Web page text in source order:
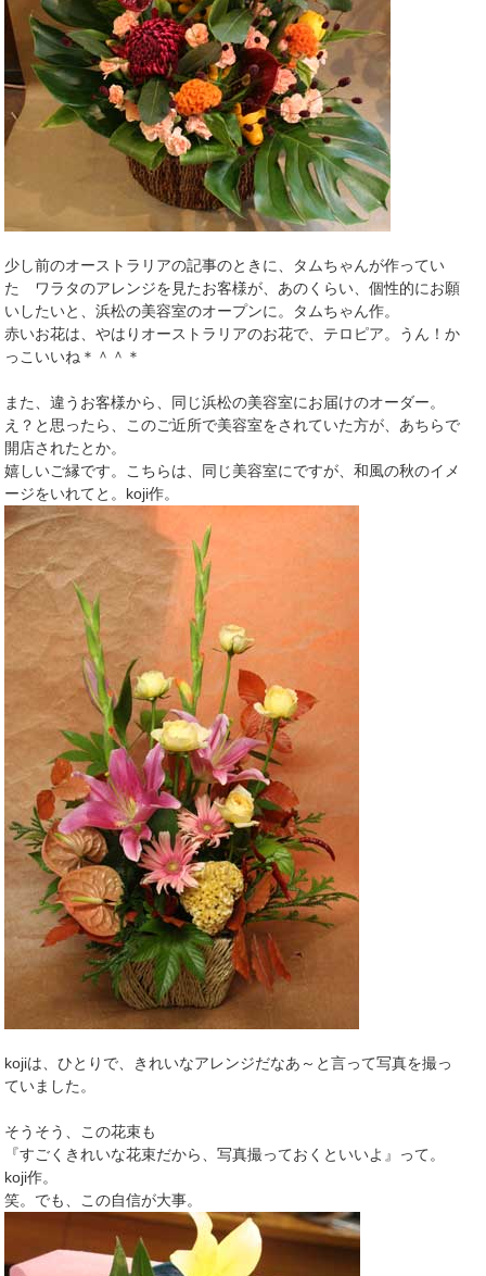
少し前のオーストラリアの記事のときに、タムちゃんが作ってい
た ワラタのアレンジを見たお客様が、あのくらい、個性的にお願
いしたいと、浜松の美容室のオープンに。タムちゃん作。
赤いお花は、やはりオーストラリアのお花で、テロピア。うん！か
っこいいね＊＾＾＊
また、違うお客様から、同じ浜松の美容室にお届けのオーダー。
え？と思ったら、このご近所で美容室をされていた方が、あちらで
開店されたとか。
嬉しいご縁です。こちらは、同じ美容室にですが、和風の秋のイメ
ージをいれてと。koji作。
kojiは、ひとりで、きれいなアレンジだなあ～と言って写真を撮っ
ていました。
そうそう、この花束も
『すごくきれいな花束だから、写真撮っておくといいよ』って。
koji作。
笑。でも、この自信が大事。